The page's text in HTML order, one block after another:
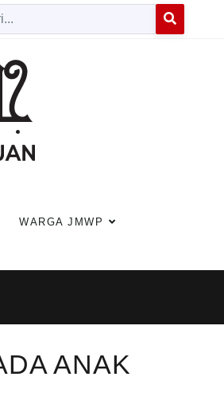
Cari
WARGA JMWP
ANAK